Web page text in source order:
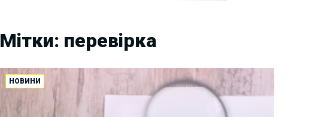
Мітки: перевірка
НОВИНИ